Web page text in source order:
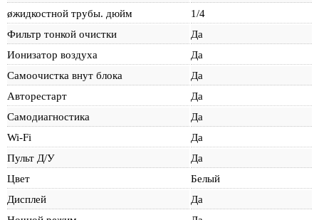
øжидкостной трубы. дюйм
1/4
Фильтр тонкой очистки
Да
Ионизатор воздуха
Да
Самоочистка внут блока
Да
Авторестарт
Да
Самодиагностика
Да
Wi-Fi
Да
Пульт Д/У
Да
Цвет
Белый
Дисплей
Да